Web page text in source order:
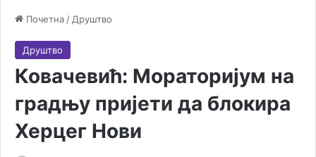
Почетна / Друштво
Друштво
Ковачевић: Мораторијум на
градњу пријети да блокира
Херцег Нови